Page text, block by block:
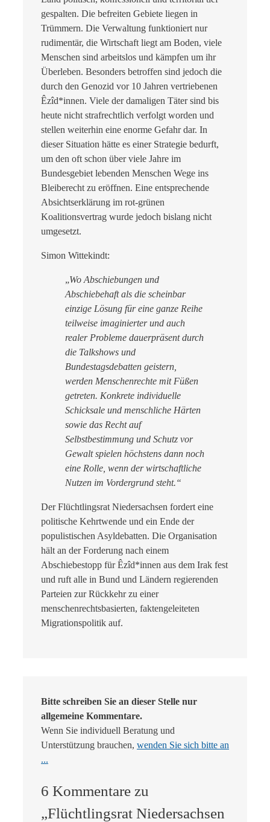
gespalten. Die befreiten Gebiete liegen in
Trümmern. Die Verwaltung funktioniert nur
rudimentär, die Wirtschaft liegt am Boden, viele
Menschen sind arbeitslos und kämpfen um ihr
Überleben. Besonders betroffen sind jedoch die
durch den Genozid vor 10 Jahren vertriebenen
Êzîd*innen. Viele der damaligen Täter sind bis
heute nicht strafrechtlich verfolgt worden und
stellen weiterhin eine enorme Gefahr dar. In
dieser Situation hätte es einer Strategie bedurft,
um den oft schon über viele Jahre im
Bundesgebiet lebenden Menschen Wege ins
Bleiberecht zu eröffnen. Eine entsprechende
Absichtserklärung im rot-grünen
Koalitionsvertrag wurde jedoch bislang nicht
umgesetzt.
Simon Wittekindt:
„Wo Abschiebungen und
Abschiebehaft als die scheinbar
einzige Lösung für eine ganze Reihe
teilweise imaginierter und auch
realer Probleme dauerpräsent durch
die Talkshows und
Bundestagsdebatten geistern,
werden Menschenrechte mit Füßen
getreten. Konkrete individuelle
Schicksale und menschliche Härten
sowie das Recht auf
Selbstbestimmung und Schutz vor
Gewalt spielen höchstens dann noch
eine Rolle, wenn der wirtschaftliche
Nutzen im Vordergrund steht.“
Der Flüchtlingsrat Niedersachsen fordert eine
politische Kehrtwende und ein Ende der
populistischen Asyldebatten. Die Organisation
hält an der Forderung nach einem
Abschiebestopp für Êzîd*innen aus dem Irak fest
und ruft alle in Bund und Ländern regierenden
Parteien zur Rückkehr zu einer
menschenrechtsbasierten, faktengeleiteten
Migrationspolitik auf.
Bitte schreiben Sie an dieser Stelle nur
allgemeine Kommentare.
Wenn Sie individuell Beratung und
Unterstützung brauchen, wenden Sie sich bitte an
...
6 Kommentare zu
„Flüchtlingsrat Niedersachsen